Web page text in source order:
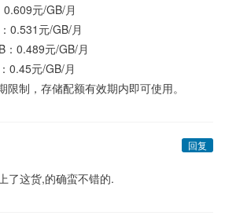
元/GB/月
0.531元/GB/月
0.489元/GB/月
0.45元/GB/月
限制，存储配额有效期内即可使用。
回复
了这货,的确蛮不错的.